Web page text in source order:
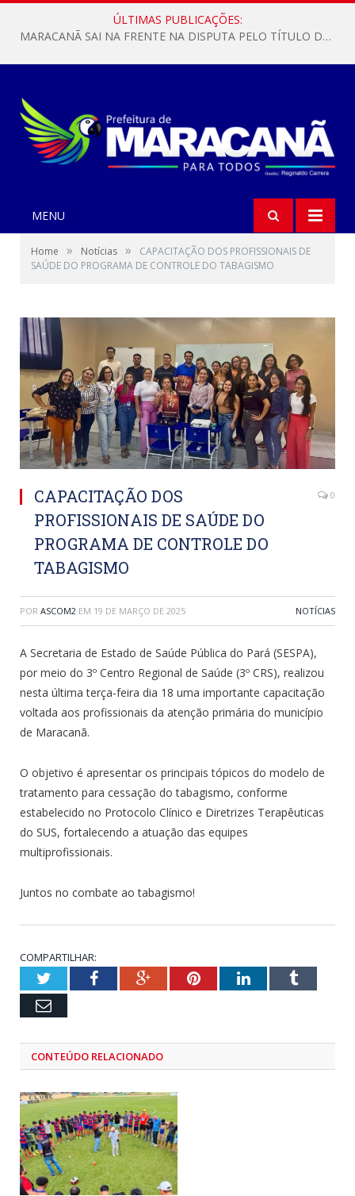
ÚLTIMAS PUBLICAÇÕES:
MARACANÃ SAI NA FRENTE NA DISPUTA PELO TÍTULO DA COPA PARÁ SUB-17!
MENU
Home » Notícias »
CAPACITAÇÃO DOS PROFISSIONAIS DE
SAÚDE DO PROGRAMA DE CONTROLE DO TABAGISMO
CAPACITAÇÃO DOS
PROFISSIONAIS DE SAÚDE DO
PROGRAMA DE CONTROLE DO
TABAGISMO
0
POR ASCOM2 EM 19 DE MARÇO DE 2025 NOTÍCIAS
A Secretaria de Estado de Saúde Pública do Pará (SESPA),
por meio do 3º Centro Regional de Saúde (3º CRS), realizou
nesta última terça-feira dia 18 uma importante capacitação
voltada aos profissionais da atenção primária do município
de Maracanã.
O objetivo é apresentar os principais tópicos do modelo de
tratamento para cessação do tabagismo, conforme
estabelecido no Protocolo Clínico e Diretrizes Terapêuticas
do SUS, fortalecendo a atuação das equipes
multiprofissionais.
Juntos no combate ao tabagismo!
COMPARTILHAR:
TwitterFacebookGoogle+PinterestLinkedInTumblr
Email
CONTEÚDO RELACIONADO